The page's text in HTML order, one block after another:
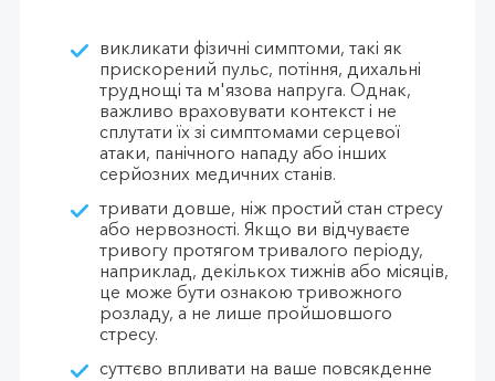
викликати фізичні симптоми, такі як
прискорений пульс, потіння, дихальні
труднощі та м'язова напруга. Однак,
важливо враховувати контекст і не
сплутати їх зі симптомами серцевої
атаки, панічного нападу або інших
серйозних медичних станів.
тривати довше, ніж простий стан стресу
або нервозності. Якщо ви відчуваєте
тривогу протягом тривалого періоду,
наприклад, декількох тижнів або місяців,
це може бути ознакою тривожного
розладу, а не лише пройшовшого
стресу.
суттєво впливати на ваше повсякденне